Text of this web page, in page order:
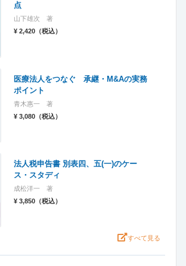
点
山下雄次 著
¥ 2,420（税込）
医療法人をつなぐ 承継・M&Aの実務
ポイント
青木惠一 著
¥ 3,080（税込）
法人税申告書 別表四、五(一)のケー
ス・スタディ
成松洋一 著
¥ 3,850（税込）
すべて見る